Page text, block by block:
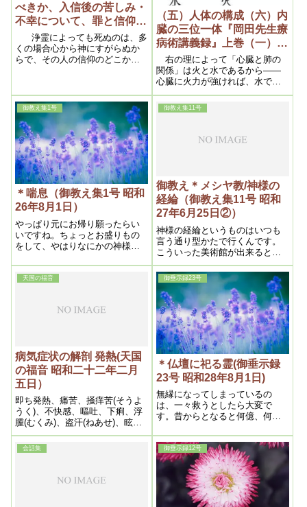
べきか、入信後の苦しみ・
不幸について、罪と信仰
『教えの光』（4、浄霊お
よび信仰上の問題）昭和二
十六年五月二十日
浄霊によっても死ぬのは、多
くの場合心から神にすがらぬか
らで、その人の信仰のどこかに
不治とみらるる病もたいていは
助かるものである
（五）人体の構成（六）内
臓の三位一体『岡田先生療
病術講義録』上巻（一）昭
和11(1936)年7月※筆記
右の理によって「心臓と肺の
関係」は火と水であるから――
心臓に火力が強ければ、水であ
る肺の活動が旺盛になり、肺に
水分が多ければ火である心臓の
活動が強盛になるのでありま
御教え集1号
＊喘息（御教え集1号 昭和
26年8月1日）
やっぱり元にお帰り願ったらい
いですね。ちょっとお盛りもの
をして、やはりなにかの神様が
御教え集11号
御教え＊メシヤ教/神様の
経綸（御教え集11号 昭和
27年6月25日②）
神様の経綸というものはいつも
言う通り型かたで行くんです。
こういった美術館が出来ると、
之が段々広がって世界的に美術
が盛んになる訳です。だから、
もう現に大分美術思想が、なん
だかんだ盛り上がって来まし
た。で、しかも外国との美術に
よる交通です。日本の美術が
――昨日の新聞にも、なんでも
フランスに四十点か行く事にな
ってますが、あっちの美術品も
こっちに来る。それからアメリ
カで日本の美術の展覧会がある
事になってます
天国の福音
病気症状の解剖 発熱(天国
の福音 昭和二十二年二月
五日）
即ち発熱、痛苦、掻痒苦(そうよ
うく)、不快感、嘔吐、下痢、浮
腫(むくみ)、盗汗(ねあせ)、眩暈
(めまい)、不眠、憂欝、麻痺、咳
嗽(せき)、逆上(のぼせ)、耳鳴、
冷へ、便秘等である。之等に就
御垂示録23号
＊仏壇に祀る霊(御垂示録
23号 昭和28年8月1日)
無縁になってしまっているの
は、一々救うとしたら大変で
す。昔からとなると何億、何十
ても、みんなは来れないかもし
れません。だから良いとか悪い
というよりも、そういう必要は
ありません。
会話集 御垂示録12号